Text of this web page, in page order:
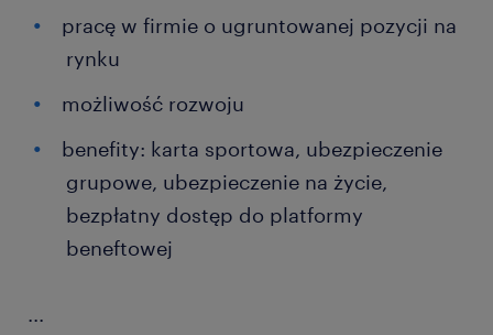
pracę w firmie o ugruntowanej pozycji na
rynku
możliwość rozwoju
benefity: karta sportowa, ubezpieczenie
grupowe, ubezpieczenie na życie,
bezpłatny dostęp do platformy
beneftowej
...